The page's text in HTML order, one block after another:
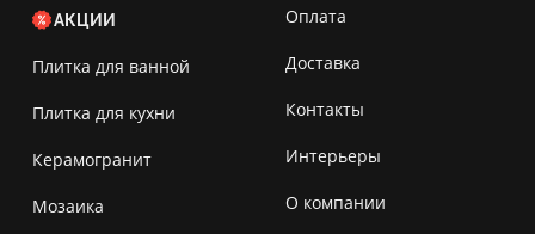
АКЦИИ
Плитка для ванной
Плитка для кухни
Керамогранит
Мозаика
Оплата
Доставка
Контакты
Интерьеры
О компании